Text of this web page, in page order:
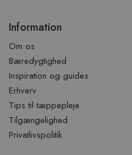
Information
Om os
Bæredygtighed
Inspiration og guides
Erhverv
Tips til tæppepleje
Tilgængelighed
Privatlivspolitik